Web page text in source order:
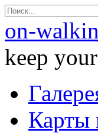
Search
for:
on-
keep
Пропустить
Карты